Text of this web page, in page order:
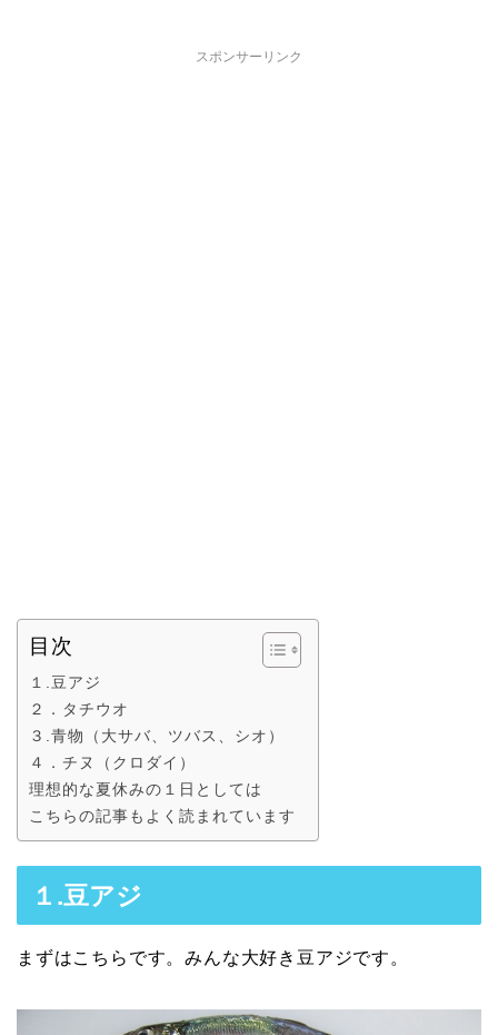
スポンサーリンク
目次
１.豆アジ
２．タチウオ
３.青物（大サバ、ツバス、シオ）
４．チヌ（クロダイ）
理想的な夏休みの１日としては
こちらの記事もよく読まれています
１.豆アジ
まずはこちらです。みんな大好き豆アジです。